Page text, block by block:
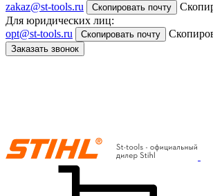
zakaz@st-tools.ru
Скопировать почту
Для юридических лиц:
opt@st-tools.ru
Скопировать почту
Заказать звонок